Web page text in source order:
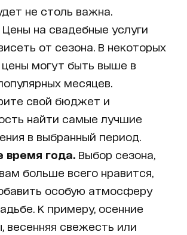
не столь важна.
Цены на свадебные услуги
от сезона. В некоторых
цены могут быть выше в
месяцев.
свой бюджет и
найти самые лучшие
в выбранный период.
время года. Выбор сезона,
больше всего нравится,
особую атмосферу
К примеру, осенние
весенняя свежесть или